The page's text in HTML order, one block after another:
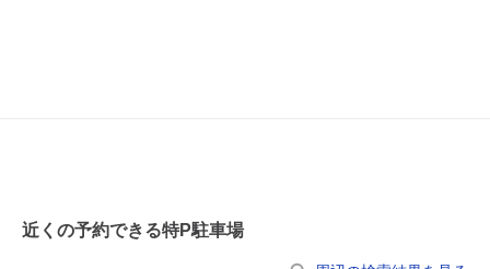
近くの予約できる特P駐車場